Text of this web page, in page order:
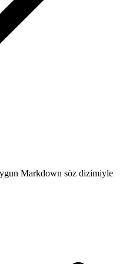
Markdown söz dizimiyle